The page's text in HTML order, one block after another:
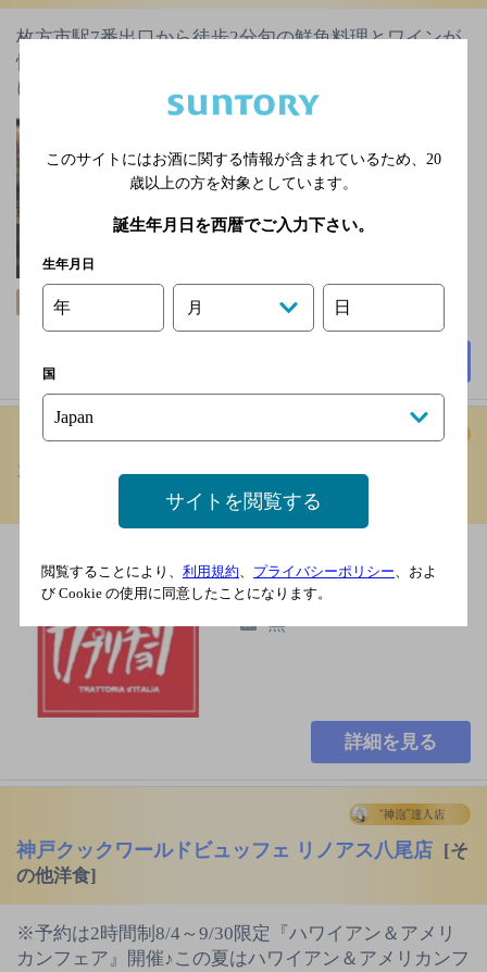
枚方市駅7番出口から徒歩2分旬の鮮魚料理とワインが
愉しめる☆テラス席・ソファ個室・バル宴会や飲み会
にもぜひ♪…
個室あり
番出口 徒歩2分／京阪本
線 枚方市駅 7番出口 徒
不定休日あり
満
48席
カプリチョーザ イオンモールりんくう泉南店
南海本線 岡田浦駅 南出
口 徒歩18分
無
詳細を見る
神戸クックワールドビュッフェ リノアス八尾店
[そ
の他洋食]
※予約は2時間制8/4～9/30限定『ハワイアン＆アメリ
カンフェア』開催♪この夏はハワイアン＆アメリカンフ
このサイトにはお酒に関する情報が含まれているため、 20
歳以上の方を対象としています。
誕生年月日を西暦でご入力下さい。
生年月日
年 月 日
国
サイトを閲覧する
閲覧することにより、 利用規約、 プライバシーポリシー、およ
び Cookie の使用に同意したことになります。